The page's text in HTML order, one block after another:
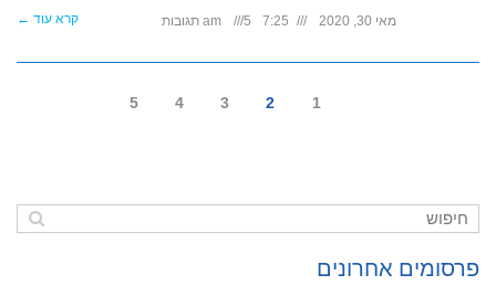
מאי 30, 2020 7:25 am 5 תגובות קרא עוד ←
1
2
3
4
5
פרסומים אחרונים